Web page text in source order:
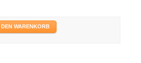
DEN WARENKORB